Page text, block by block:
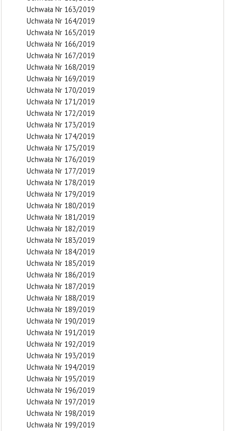
Uchwała Nr 163/2019
Uchwała Nr 164/2019
Uchwała Nr 165/2019
Uchwała Nr 166/2019
Uchwała Nr 167/2019
Uchwała Nr 168/2019
Uchwała Nr 169/2019
Uchwała Nr 170/2019
Uchwała Nr 171/2019
Uchwała Nr 172/2019
Uchwała Nr 173/2019
Uchwała Nr 174/2019
Uchwała Nr 175/2019
Uchwała Nr 176/2019
Uchwała Nr 177/2019
Uchwała Nr 178/2019
Uchwała Nr 179/2019
Uchwała Nr 180/2019
Uchwała Nr 181/2019
Uchwała Nr 182/2019
Uchwała Nr 183/2019
Uchwała Nr 184/2019
Uchwała Nr 185/2019
Uchwała Nr 186/2019
Uchwała Nr 187/2019
Uchwała Nr 188/2019
Uchwała Nr 189/2019
Uchwała Nr 190/2019
Uchwała Nr 191/2019
Uchwała Nr 192/2019
Uchwała Nr 193/2019
Uchwała Nr 194/2019
Uchwała Nr 195/2019
Uchwała Nr 196/2019
Uchwała Nr 197/2019
Uchwała Nr 198/2019
Uchwała Nr 199/2019